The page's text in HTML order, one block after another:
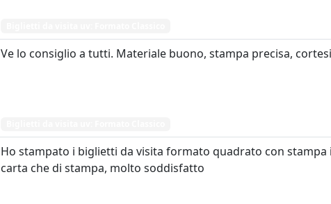
Ve lo consiglio a tutti. Materiale buono, stampa precisa,
Ho stampato i biglietti da visita formato quadrato con
carta che di stampa, molto soddisfatto